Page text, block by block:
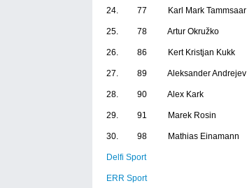
24. 77 Karl Mark Tammsaar
25. 78 Artur Okružko
26. 86 Kert Kristjan Kukk
27. 89 Aleksander Andrejev
28. 90 Alex Kark
29. 91 Marek Rosin
30. 98 Mathias Einamann
Delfi Sport
ERR Sport